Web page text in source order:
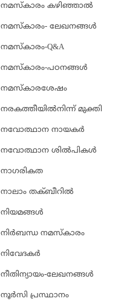
നമസ്‌കാരം കഴിഞ്ഞാല്‍
നമസ്‌കാരം- ലേഖനങ്ങള്‍
നമസ്‌കാരം-Q&A
നമസ്‌കാരം-പഠനങ്ങള്‍
നമസ്‌കാരശേഷം
നരകത്തീയില്‍നിന്ന് മുക്തി
നവോത്ഥാന നായകര്‍
നവോത്ഥാന ശില്‍പികള്‍
നാഗരികത
നാലാം തക്ബീറില്‍
നിയമങ്ങള്‍
നിര്‍ബന്ധ നമസ്‌കാരം
നിവേദകര്‍
നീതിന്യായം-ലേഖനങ്ങള്‍
നൂര്‍സി പ്രസ്ഥാനം